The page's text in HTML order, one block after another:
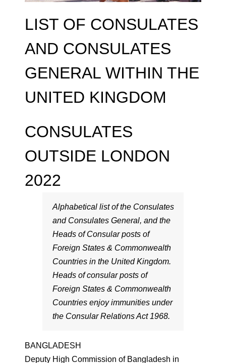
LIST OF CONSULATES
AND CONSULATES
GENERAL WITHIN THE
UNITED KINGDOM
CONSULATES
OUTSIDE LONDON
2022
Alphabetical list of the Consulates
and Consulates General, and the
Heads of Consular posts of
Foreign States & Commonwealth
Countries in the United Kingdom.
Heads of consular posts of
Foreign States & Commonwealth
Countries enjoy immunities under
the Consular Relations Act 1968.
BANGLADESH
Deputy High Commission of Bangladesh in